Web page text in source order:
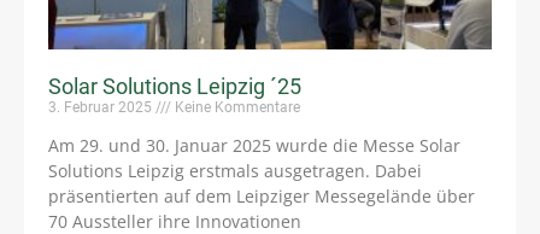
Solar Solutions Leipzig ´25
3. Februar 2025 Keine Kommentare
Am 29. und 30. Januar 2025 wurde die Messe Solar
Solutions Leipzig erstmals ausgetragen. Dabei
präsentierten auf dem Leipziger Messegelände über
70 Aussteller ihre Innovationen